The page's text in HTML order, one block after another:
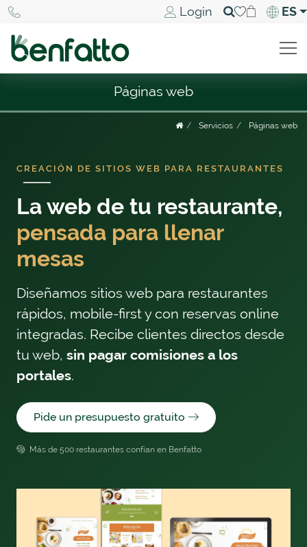
Login ES
Páginas web
Servicios Páginas web
CREACIÓN DE SITIOS WEB PARA RESTAURANTES
La web de tu restaurante,
pensada para llenar
mesas
Diseñamos sitios web para restaurantes
rápidos, mobile-first y con reservas online
integradas. Recibe clientes directos desde
tu web, sin pagar comisiones a los
portales.
Pide un presupuesto gratuito
Más de 500 restaurantes confían en Benfatto